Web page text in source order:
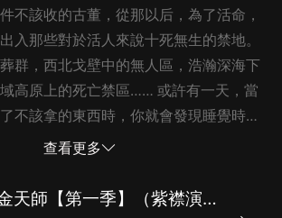
不該收的古董，從那以后，為了活命，
入那些對於活人來說十死無生的禁地。
群，西北戈壁中的無人區，浩瀚深海下
高原上的死亡禁區…… 或許有一天，當
不該拿的東西時，你就會發現睡覺時有
訴你，天黑了，一起來玩玩吧。
查看更多
摸金天師【第一季】（紫襟演播）